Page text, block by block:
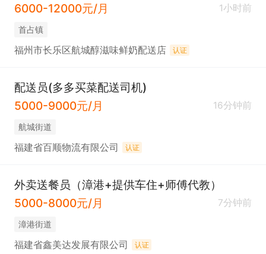
6000-12000元/月
1小时前
​首占镇
福州市长乐区航城醇滋味鲜奶配送店 认证
配送员(多多买菜配送司机)
5000-9000元/月
16分钟前
​航城街道
福建省百顺物流有限公司 认证
外卖送餐员（漳港+提供车住+师傅代教）
5000-8000元/月
7分钟前
​漳港街道
福建省鑫美达发展有限公司 认证